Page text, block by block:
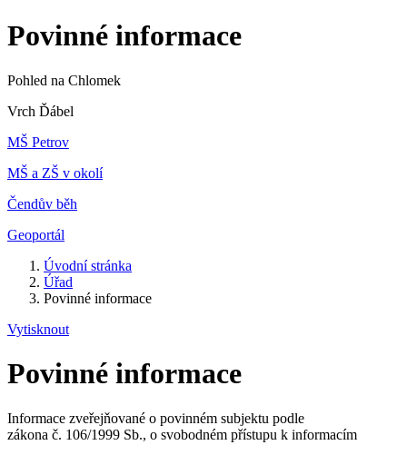
Povinné informace
Pohled na Chlomek
Vrch Ďábel
MŠ Petrov
MŠ a ZŠ v okolí
Čendův běh
Geoportál
Úvodní stránka
Úřad
Povinné informace
Vytisknout
Povinné informace
Informace zveřejňované o povinném subjektu podle
zákona č. 106/1999 Sb., o svobodném přístupu k informacím